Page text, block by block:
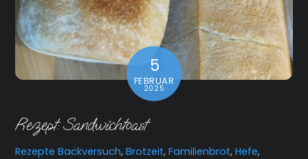
5
FEBRUAR
2025
Rezept: Sandwichtoast
Rezepte Backversuch,Brotzeit,Familienbrot,Hefe,